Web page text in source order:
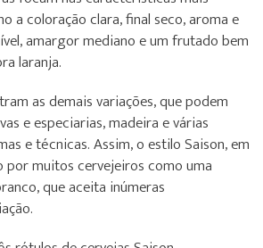
a coloração clara, final seco, aroma e
amargor mediano e um frutado bem
laranja.
as demais variações, que podem
e especiarias, madeira e várias
e técnicas. Assim, o estilo Saison, em
muitos cervejeiros como uma
que aceita inúmeras